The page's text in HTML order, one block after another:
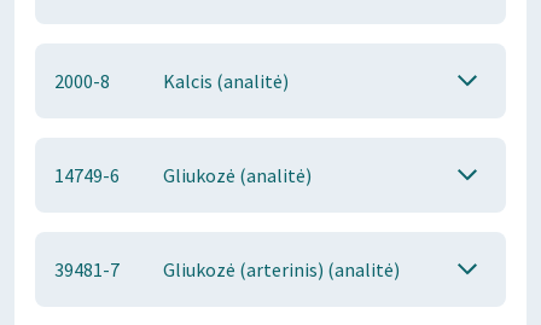
2000-8 Kalcis (analitė)
14749-6 Gliukozė (analitė)
39481-7 Gliukozė (arterinis) (analitė)